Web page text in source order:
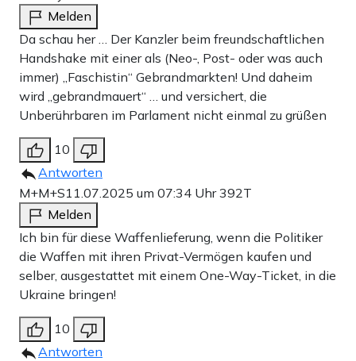
Melden
Da schau her … Der Kanzler beim freundschaftlichen
Handshake mit einer als (Neo-, Post- oder was auch
immer) „Faschistin“ Gebrandmarkten! Und daheim
wird „gebrandmauert“ … und versichert, die
Unberührbaren im Parlament nicht einmal zu grüßen
10
Antworten
M+M+S11.07.2025 um 07:34 Uhr392T
Melden
Ich bin für diese Waffenlieferung, wenn die Politiker
die Waffen mit ihren Privat-Vermögen kaufen und
selber, ausgestattet mit einem One-Way-Ticket, in die
Ukraine bringen!
10
Antworten